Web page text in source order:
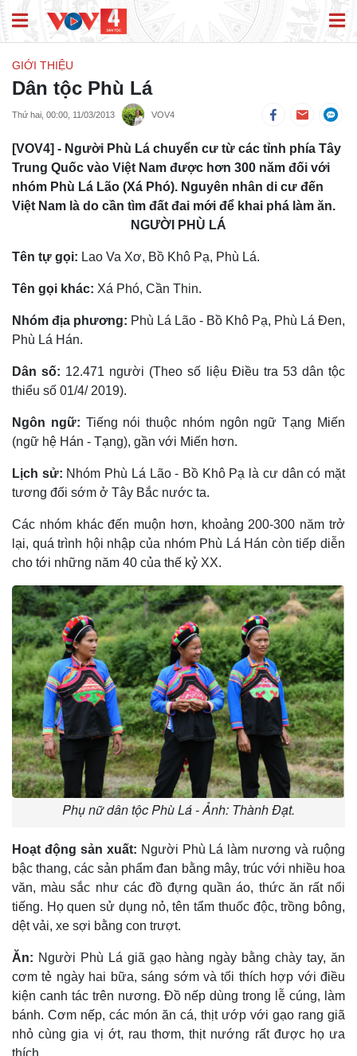
GIỚI THIỆU
Dân tộc Phù Lá
Thứ hai, 00:00, 11/03/2013 VOV4
[VOV4] - Người Phù Lá chuyển cư từ các tỉnh phía Tây
Trung Quốc vào Việt Nam được hơn 300 năm đối với
nhóm Phù Lá Lão (Xá Phó). Nguyên nhân di cư đến
Việt Nam là do cần tìm đất đai mới để khai phá làm ăn.
NGƯỜI PHÙ LÁ
Tên tự gọi: Lao Va Xơ, Bồ Khô Pạ, Phù Lá.
Tên gọi khác: Xá Phó, Cần Thin.
Nhóm địa phương: Phù Lá Lão - Bồ Khô Pạ, Phù Lá Ðen,
Phù Lá Hán.
Dân số: 12.471 người (Theo số liệu Điều tra 53 dân tộc
thiểu số 01/4/ 2019).
Ngôn ngữ: Tiếng nói thuộc nhóm ngôn ngữ Tạng Miến
(ngữ hệ Hán - Tạng), gần với Miến hơn.
Lịch sử: Nhóm Phù Lá Lão - Bồ Khô Pạ là cư dân có mặt
tương đối sớm ở Tây Bắc nước ta.
Các nhóm khác đến muộn hơn, khoảng 200-300 năm trở
lại, quá trình hội nhập của nhóm Phù Lá Hán còn tiếp diễn
cho tới những năm 40 của thế kỷ XX.
Phụ nữ dân tộc Phù Lá - Ảnh: Thành Đạt.
Hoạt động sản xuất: Người Phù Lá làm nương và ruộng
bậc thang, các sản phẩm đan bằng mây, trúc với nhiều hoa
văn, màu sắc như các đồ đựng quần áo, thức ăn rất nổi
tiếng. Họ quen sử dụng nỏ, tên tẩm thuốc độc, trồng bông,
dệt vải, xe sợi bằng con trượt.
Ăn: Người Phù Lá giã gạo hàng ngày bằng chày tay, ăn
cơm tẻ ngày hai bữa, sáng sớm và tối thích hợp với điều
kiện canh tác trên nương. Ðồ nếp dùng trong lễ cúng, làm
bánh. Cơm nếp, các món ăn cá, thịt ướp với gạo rang giã
nhỏ cùng gia vị ớt, rau thơm, thịt nướng rất được họ ưa